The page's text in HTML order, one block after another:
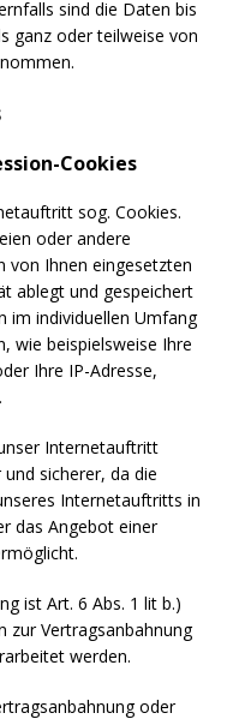
sind die Daten bis
ganz oder teilweise von
Cookies
sog. Cookies.
oder andere
von Ihnen eingesetzten
ablegt und gespeichert
im individuellen Umfang
wie beispielsweise Ihre
Ihre IP-Adresse,
Internetauftritt
sicherer, da die
Internetauftritts in
das Angebot einer
ist Art. 6 Abs. 1 lit b.)
zur Vertragsanbahnung
werden.
oder